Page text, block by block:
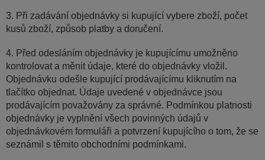
3. Při zadávání objednávky si kupující vybere zboží, počet
kusů zboží, způsob platby a doručení.
4. Před odesláním objednávky je kupujícímu umožněno
kontrolovat a měnit údaje, které do objednávky vložil.
Objednávku odešle kupující prodávajícímu kliknutím na
tlačítko objednat. Údaje uvedené v objednávce jsou
prodávajícím považovány za správné. Podmínkou platnosti
objednávky je vyplnění všech povinných údajů v
objednávkovém formuláři a potvrzení kupujícího o tom, že se
seznámil s těmito obchodními podmínkami.